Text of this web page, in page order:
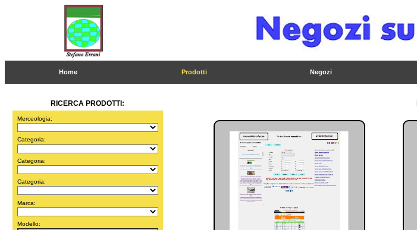
Home Prodotti Negozi
RICERCA PRODOTTI:
Merceologia:
Categoria:
Categoria:
Categoria:
Marca:
Modello: